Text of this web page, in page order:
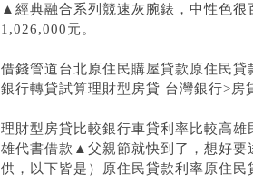
▲經典融合系列競速灰腕錶，中性色很
1,026,000元。
借錢管道台北原住民購屋貸款 原住民貸
銀行轉貸試算理財型房貸 台灣銀行>房
理財型房貸比較銀行車貸利率比較高雄
雄代書借款 ▲父親節就快到了，想好要
供，以下皆是）
原住民貸款利率原住民